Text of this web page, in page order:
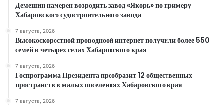
Демешин намерен возродить завод «Якорь» по примеру
Хабаровского судостроительного завода
7 августа, 2026
Высокоскоростной проводноой интернет получили более 550
семей в четырех селах Хабаровского края
7 августа, 2026
Госпрограмма Президента преобразит 12 общественных
пространств в малых поселениях Хабаровского края
7 августа, 2026